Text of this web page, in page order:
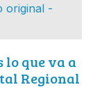
original -
lo que va a
Regional